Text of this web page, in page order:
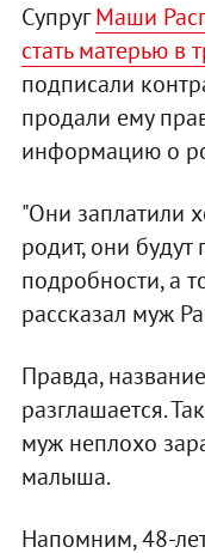
СупругМаши
стать матерью в
подписали
продали ему
информацию о
"Они заплатили
родит, они будут
подробности, а
рассказал муж
Правда,
разглашается.
муж неплохо
малыша.
Напомним, 48-